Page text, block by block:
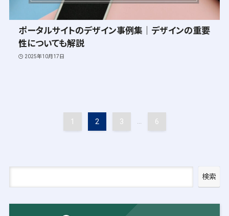
ポータルサイトのデザイン事例集｜デザインの重要
性についても解説
2025年10月17日
1 2 3 ... 6
検索